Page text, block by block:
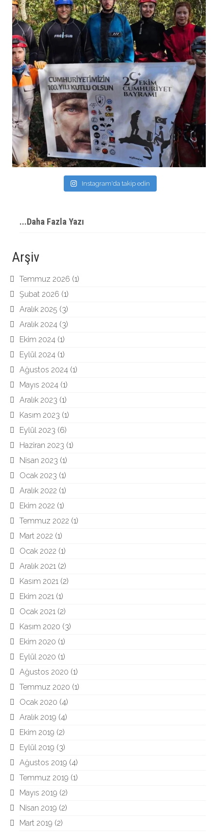
Instagram'da takip edin
...Daha Fazla Yazı
Arşiv
Temmuz 2026 (1)
Şubat 2026 (1)
Aralık 2025 (3)
Aralık 2024 (3)
Ekim 2024 (1)
Eylül 2024 (1)
Ağustos 2024 (1)
Mayıs 2024 (1)
Aralık 2023 (1)
Kasım 2023 (1)
Eylül 2023 (6)
Haziran 2023 (1)
Nisan 2023 (1)
Ocak 2023 (1)
Aralık 2022 (1)
Ekim 2022 (1)
Temmuz 2022 (1)
Mart 2022 (1)
Ocak 2022 (1)
Aralık 2021 (2)
Kasım 2021 (2)
Ekim 2021 (1)
Ocak 2021 (2)
Kasım 2020 (3)
Ekim 2020 (1)
Eylül 2020 (1)
Ağustos 2020 (1)
Temmuz 2020 (1)
Ocak 2020 (4)
Aralık 2019 (4)
Ekim 2019 (2)
Eylül 2019 (3)
Ağustos 2019 (4)
Temmuz 2019 (1)
Mayıs 2019 (2)
Nisan 2019 (2)
Mart 2019 (2)